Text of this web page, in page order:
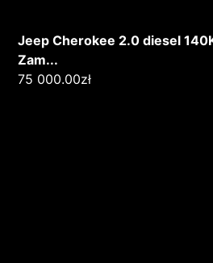
Jeep Cherokee 2.0 diesel
Zam...
75 000.00zł